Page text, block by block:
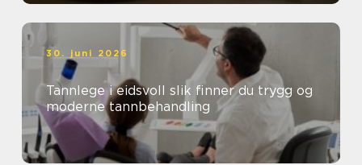
30. juni 2026
Tannlege i eidsvoll slik finner du trygg og
moderne tannbehandling